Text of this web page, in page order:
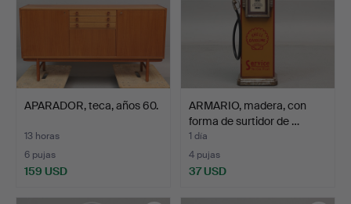
APARADOR, teca, años 60.
13 horas
6 pujas
159 USD
ARMARIO, madera, con
forma de surtidor de …
1 día
4 pujas
37 USD